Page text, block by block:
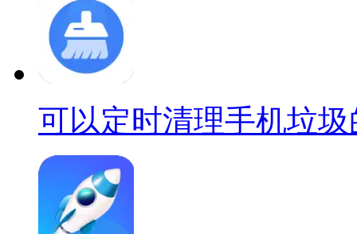
可以定时清理手机垃